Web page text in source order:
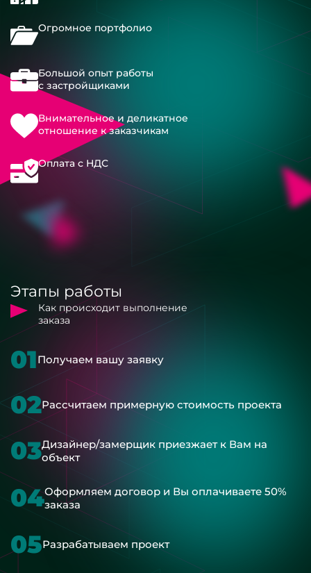
Огромное портфолио
Большой опыт работы
с застройщиками
Внимательное и деликатное
отношение к заказчикам
Оплата с НДС
Этапы работы
Как происходит выполнение
заказа
01Получаем вашу заявку
02Рассчитаем примерную стоимость проекта
03Дизайнер/замерщик приезжает к Вам на
объект
04Оформляем договор и Вы оплачиваете 50%
заказа
05Разрабатываем проект